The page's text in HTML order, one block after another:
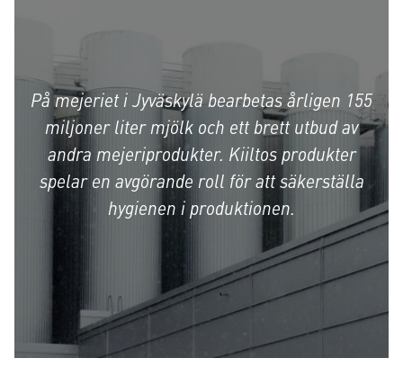
På mejeriet i Jyväskylä bearbetas årligen 155
miljoner liter mjölk och ett brett utbud av
andra mejeriprodukter. Kiiltos produkter
spelar en avgörande roll för att säkerställa
hygienen i produktionen.